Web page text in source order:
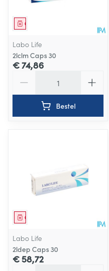
Geneesmiddel
Labo Life
2lclm Caps 30
€ 74,86
Bestel
Geneesmiddel
Labo Life
2ldep Caps 30
€ 58,72